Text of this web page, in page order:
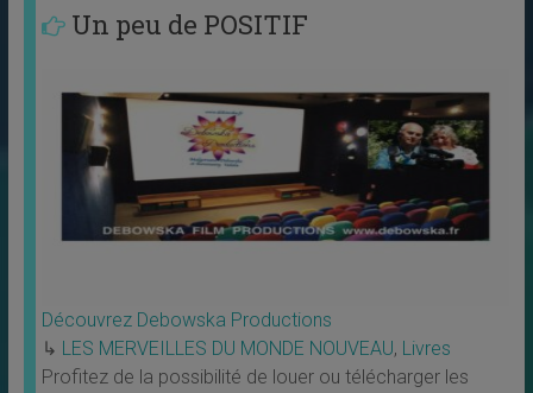
Un peu de POSITIF
Découvrez Debowska Productions
↳ LES MERVEILLES DU MONDE NOUVEAU, Livres
Profitez de la possibilité de louer ou télécharger les